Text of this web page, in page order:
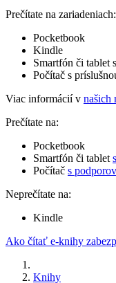
Prečítate na zariadeniach:
Pocketbook
Kindle
Smartfón či tablet
Počítač s
Viac informácií v našich
Prečítate na:
Pocketbook
Smartfón či tablet
Počítač s
Neprečítate na:
Kindle
Ako čítať e-knihy
Knihy